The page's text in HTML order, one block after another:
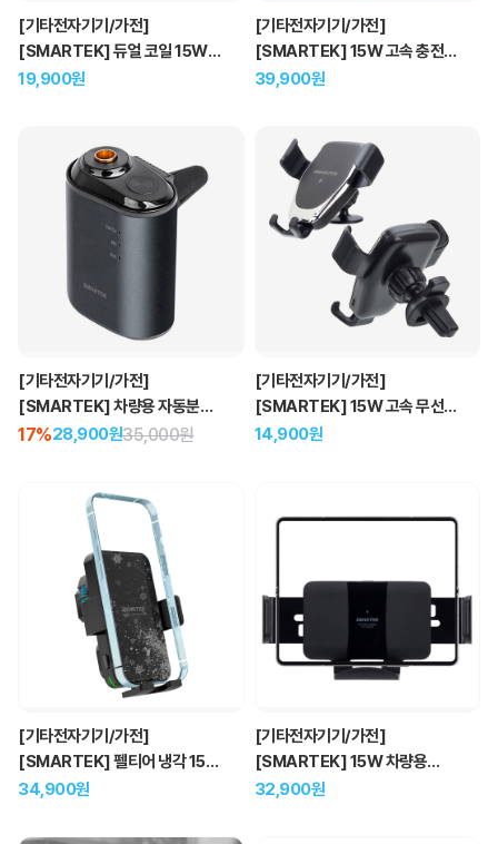
[기타전자기기/가전]
[SMARTEK] 듀얼 코일 15W
무선 충전 연필꽂이
19,900원
[기타전자기기/가전]
[SMARTEK] 15W 고속 충전
자동 흡착식 차량용 거치대
39,900원
[기타전자기기/가전]
[SMARTEK] 차량용 자동분사
방향제
17%28,900원35,000원
[기타전자기기/가전]
[SMARTEK] 15W 고속 무선
충전 중력 차량용 거치대
14,900원
[기타전자기기/가전]
[SMARTEK] 펠티어 냉각 15W
고속 무선 충전 차량용 거치대
34,900원
[기타전자기기/가전]
[SMARTEK] 15W 차량용
와이드 무선 충전 거치대
32,900원